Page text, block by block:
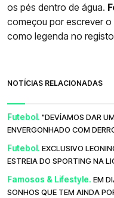
os pés dentro de água.
começou por escrever
como legenda no
NOTÍCIAS RELACIONADAS
Futebol. "DEVÍAMOS DAR
ENVERGONHADO COM
Futebol. EXCLUSIVO
ESTREIA DO SPORTING NA
Famosos & Lifestyle. EM
SONHOS QUE TEM AINDA